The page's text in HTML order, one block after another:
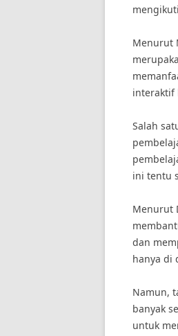
Menurut
interaktif
Salah
ini tentu
Menurut
dan
hanya di
Namun,
banyak
untuk